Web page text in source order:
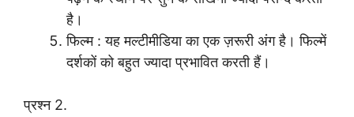
है।
फिल्म : यह मल्टीमीडिया का एक ज़रूरी अंग है। फिल्में
दर्शकों को बहुत ज्यादा प्रभावित करती हैं।
प्रश्न 2.